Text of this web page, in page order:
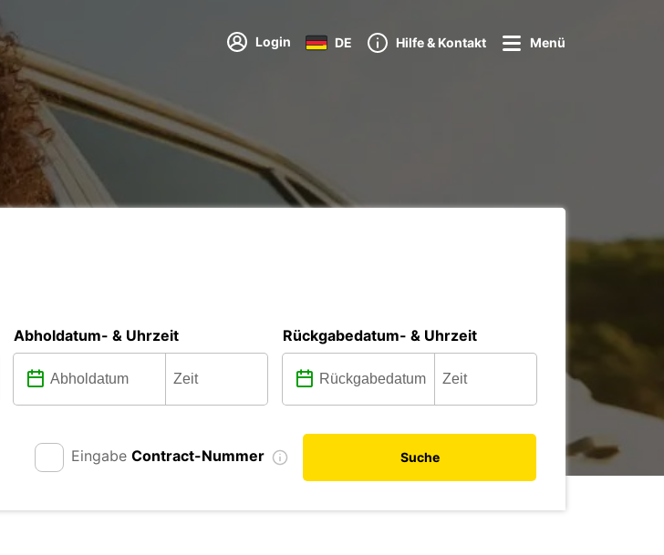
Login DE Hilfe & Kontakt Menü
Abholdatum- & Uhrzeit Rückgabedatum- & Uhrzeit
Eingabe Contract-Nummer Suche